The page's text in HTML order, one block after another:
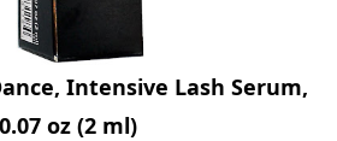
Intensive Lash Serum,
0.07 oz (2 ml)